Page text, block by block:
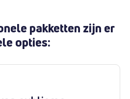
pakketten zijn er
opties: